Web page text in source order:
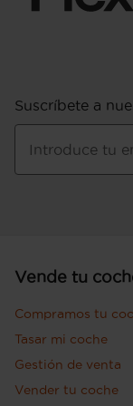
Suscríbete a
Introduce tu
Vende tu
Compramos tu
Tasar mi coche
Gestión de venta
Vender tu coche